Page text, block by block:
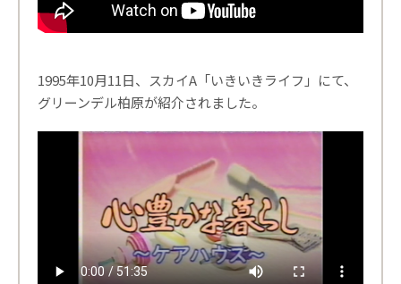
1995年10月11日、スカイA「いきいきライフ」にて、
グリーンデル柏原が紹介されました。